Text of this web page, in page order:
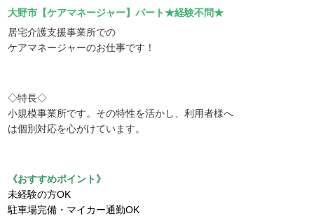
大野市【ケアマネージャー】パート★経験不問★
居宅介護支援事業所での
ケアマネージャーのお仕事です！
◇特長◇
小規模事業所です。その特性を活かし、利用者様へ
は個別対応を心がけています。
《おすすめポイント》
未経験の方OK
駐車場完備・マイカー通勤OK